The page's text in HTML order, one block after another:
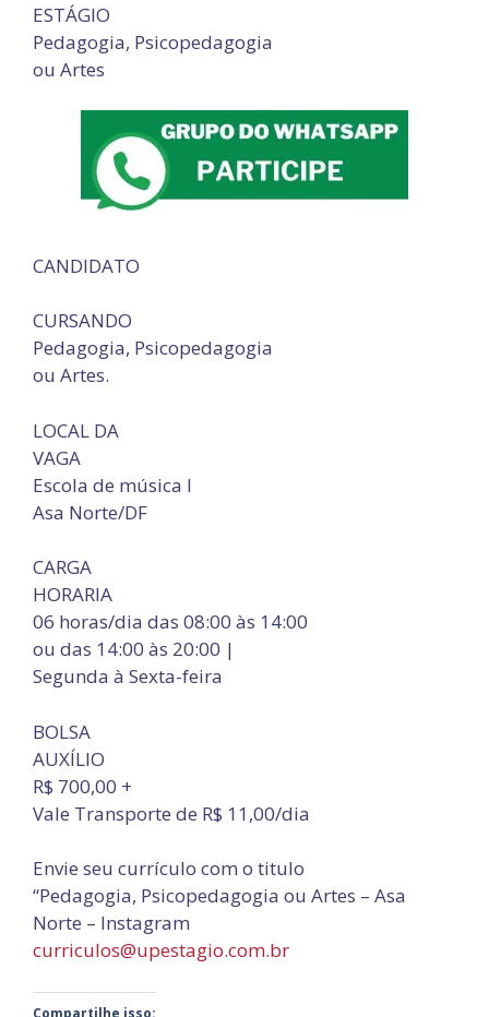
ESTÁGIO
Pedagogia, Psicopedagogia
ou Artes
CANDIDATO
CURSANDO
Pedagogia, Psicopedagogia
ou Artes.
LOCAL DA
VAGA
Escola de música I
Asa Norte/DF
CARGA
HORARIA
06 horas/dia das 08:00 às 14:00
ou das 14:00 às 20:00 |
Segunda à Sexta-feira
BOLSA
AUXÍLIO
R$ 700,00 +
Vale Transporte de R$ 11,00/dia
Envie seu currículo com o titulo
“Pedagogia, Psicopedagogia ou Artes – Asa
Norte – Instagram
curriculos@upestagio.com.br
Compartilhe isso: